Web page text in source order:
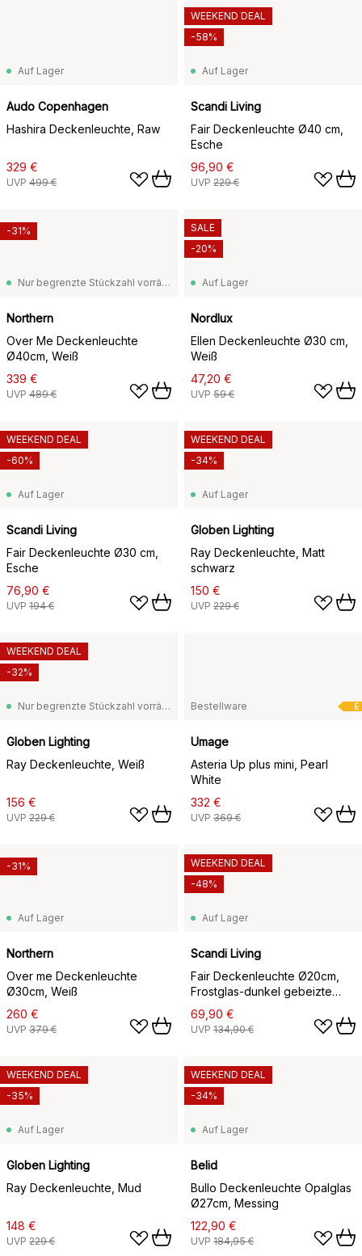
Auf Lager
Audo Copenhagen
Hashira Deckenleuchte, Raw
329 €
UVP 499 €
Auf Lager
Scandi Living
Fair Deckenleuchte Ø40 cm,
Esche
96,90 €
UVP 229 €
WEEKEND DEAL
-58%
Nur begrenzte Stückzahl vorrätig
Northern
Over Me Deckenleuchte
Ø40cm, Weiß
339 €
UVP 489 €
-31%
Auf Lager
Nordlux
Ellen Deckenleuchte Ø30 cm,
Weiß
47,20 €
UVP 59 €
SALE
-20%
Auf Lager
Scandi Living
Fair Deckenleuchte Ø30 cm,
Esche
76,90 €
UVP 194 €
WEEKEND DEAL
-60%
Auf Lager
Globen Lighting
Ray Deckenleuchte, Matt
schwarz
150 €
UVP 229 €
WEEKEND DEAL
-34%
Nur begrenzte Stückzahl vorrätig
Globen Lighting
Ray Deckenleuchte, Weiß
156 €
UVP 229 €
WEEKEND DEAL
-32%
E
Bestellware
Umage
Asteria Up plus mini, Pearl
White
332 €
UVP 369 €
Auf Lager
Northern
Over me Deckenleuchte
Ø30cm, Weiß
260 €
UVP 379 €
-31%
Auf Lager
Scandi Living
Fair Deckenleuchte Ø20cm,
Frostglas-dunkel gebeizte
Esche
69,90 €
UVP 134,90 €
WEEKEND DEAL
-48%
Auf Lager
Globen Lighting
Ray Deckenleuchte, Mud
148 €
UVP 229 €
WEEKEND DEAL
-35%
Auf Lager
Belid
Bullo Deckenleuchte Opalglas
Ø27cm, Messing
122,90 €
UVP 184,95 €
WEEKEND DEAL
-34%